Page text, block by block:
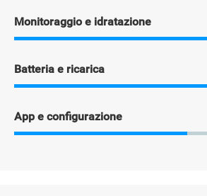
Monitoraggio e idratazione
Batteria e ricarica
App e configurazione